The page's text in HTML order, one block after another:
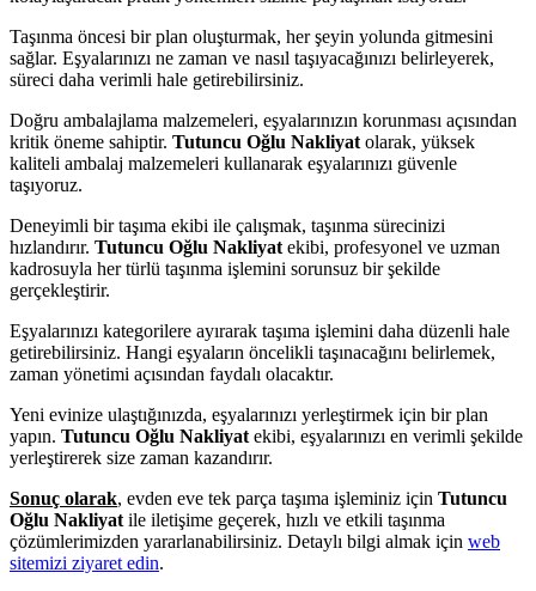
Taşınma öncesi bir plan oluşturmak, her şeyin yolunda gitmesini
sağlar. Eşyalarınızı ne zaman ve nasıl taşıyacağınızı belirleyerek,
süreci daha verimli hale getirebilirsiniz.
Doğru ambalajlama malzemeleri, eşyalarınızın korunması açısından
kritik öneme sahiptir. Tutuncu Oğlu Nakliyat olarak, yüksek
kaliteli ambalaj malzemeleri kullanarak eşyalarınızı güvenle
taşıyoruz.
Deneyimli bir taşıma ekibi ile çalışmak, taşınma sürecinizi
hızlandırır. Tutuncu Oğlu Nakliyat ekibi, profesyonel ve uzman
kadrosuyla her türlü taşınma işlemini sorunsuz bir şekilde
gerçekleştirir.
Eşyalarınızı kategorilere ayırarak taşıma işlemini daha düzenli hale
getirebilirsiniz. Hangi eşyaların öncelikli taşınacağını belirlemek,
zaman yönetimi açısından faydalı olacaktır.
Yeni evinize ulaştığınızda, eşyalarınızı yerleştirmek için bir plan
yapın. Tutuncu Oğlu Nakliyat ekibi, eşyalarınızı en verimli şekilde
yerleştirerek size zaman kazandırır.
Sonuç olarak, evden eve tek parça taşıma işleminiz için Tutuncu
Oğlu Nakliyat ile iletişime geçerek, hızlı ve etkili taşınma
çözümlerimizden yararlanabilirsiniz. Detaylı bilgi almak için web
sitemizi ziyaret edin.